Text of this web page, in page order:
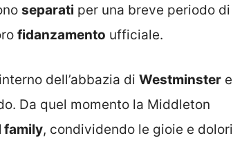
separati per una breve periodo di
fidanzamento ufficiale.
dell’abbazia di Westminster e
Da quel momento la Middleton
family, condividendo le gioie e dolori